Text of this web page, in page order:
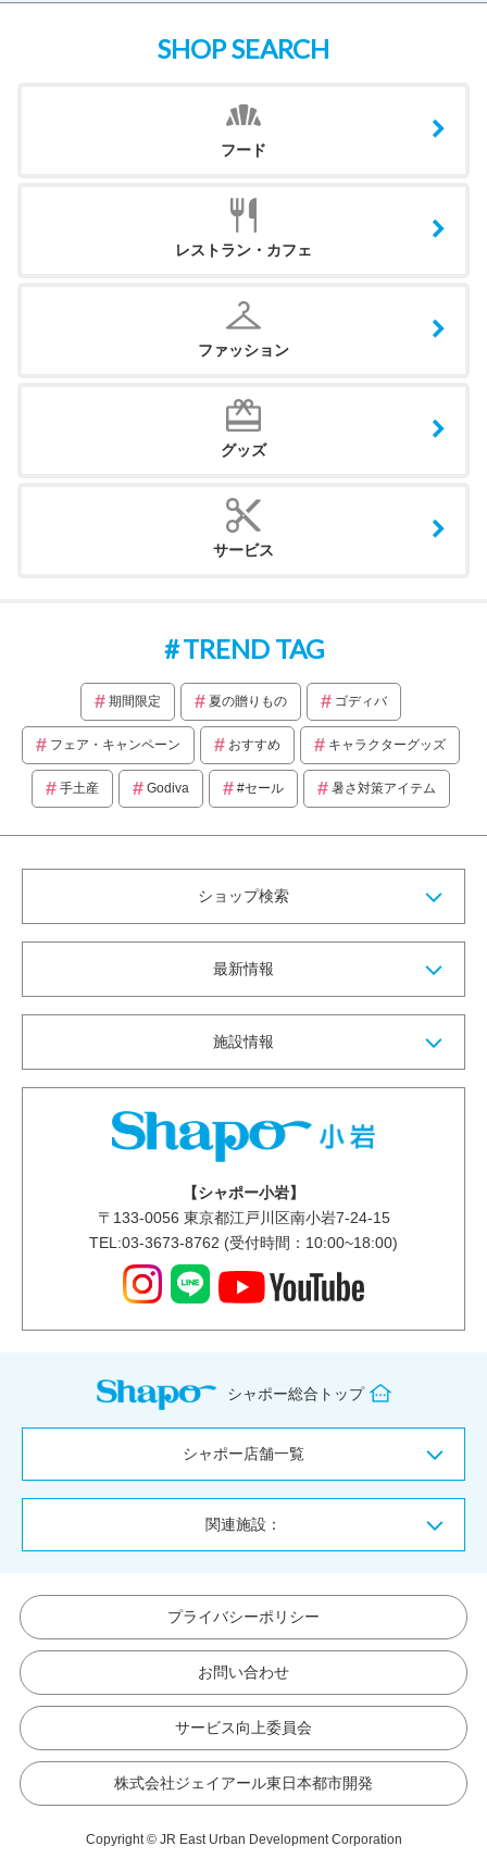
SHOP SEARCH
フード
レストラン・カフェ
ファッション
グッズ
サービス
TREND TAG
期間限定 夏の贈りもの ゴディバ
フェア・キャンペーン おすすめ キャラクターグッズ
手土産 Godiva #セール 暑さ対策アイテム
ショップ検索
最新情報
施設情報
【シャポー小岩】
〒 133-0056 東京都江戸川区南小岩7-24-15
TEL:03-3673-8762 (受付時間：10:00~18:00)
シャポー総合トップ
シャポー店舗一覧
関連施設：
プライバシーポリシー
お問い合わせ
サービス向上委員会
株式会社ジェイアール東日本都市開発
Copyright © JR East Urban Development Corporation